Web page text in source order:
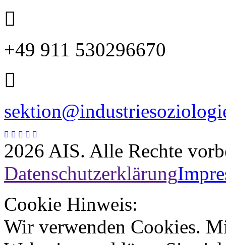
+49 911 530296670
2026 AIS. Alle Rechte
Datenschutzerklärung
Cookie Hinweis:
Wir verwenden Cookies.